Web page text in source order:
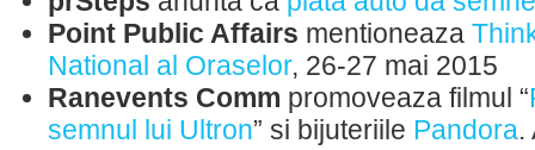
Point Public Affairs mentioneaza
National al Oraselor, 26-27 mai 2015
Ranevents Comm promoveaza filmul “
semnul lui Ultron” si bijuteriile Pandora.